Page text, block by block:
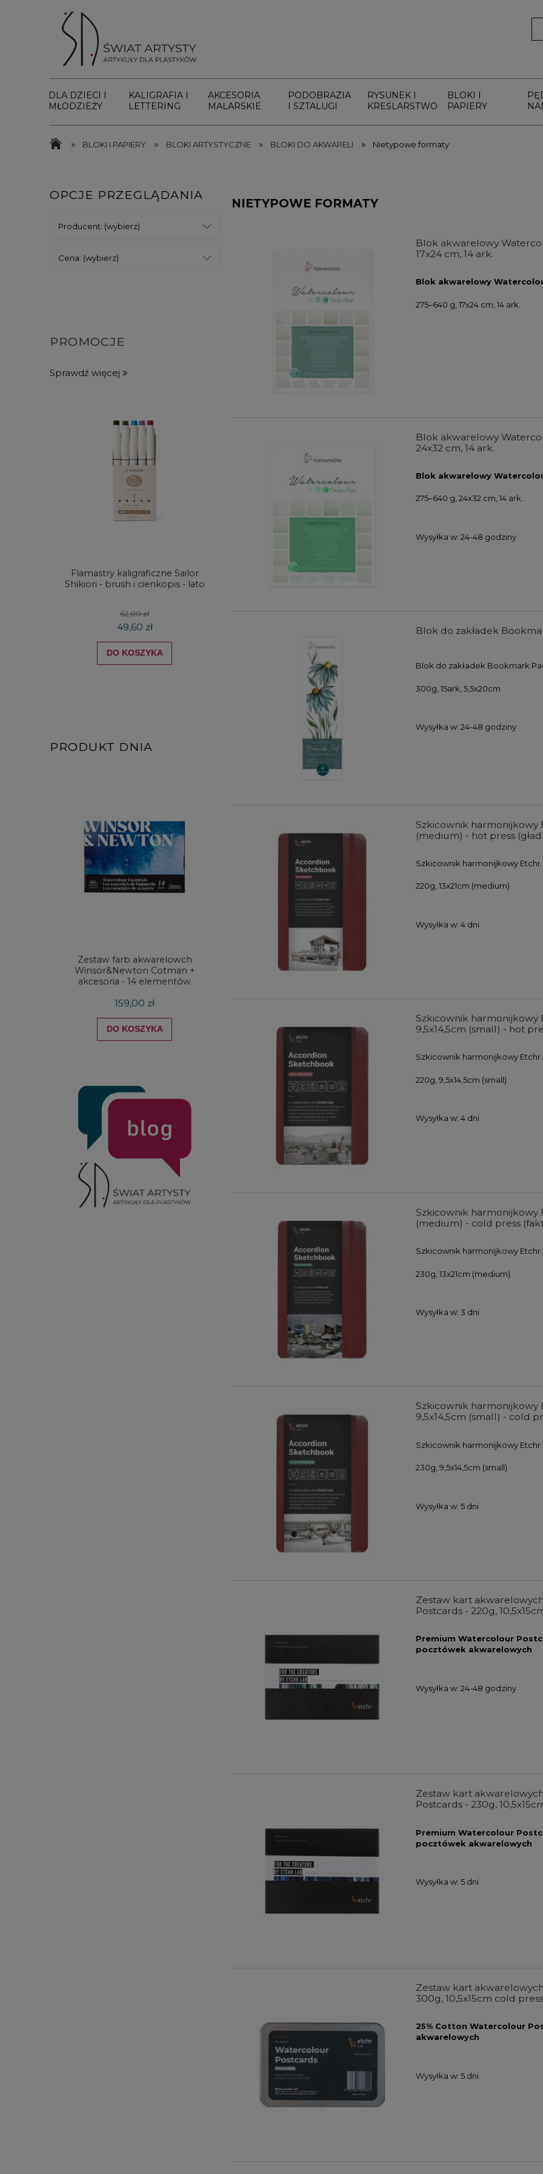
DLA DZIECI I
MŁODZIEŻY
KALIGRAFIA I
LETTERING
AKCESORIA
MALARSKIE
PODOBRAZIA
I SZTALUGI
RYSUNEK I
KREŚLARSTWO
BLOKI I
PAPIERY
» BLOKI I PAPIERY » BLOKI ARTYSTYCZNE » BLOKI DO AKWARELI » Nietypowe formaty
OPCJE PRZEGLĄDANIA
Producent: (wybierz)
Cena: (wybierz)
PROMOCJE
Sprawdź więcej
Flamastry kaligraficzne Sailor
Shikiori - brush i cienkopis - lato
62,00 zł
49,60 zł
DO KOSZYKA
Zestaw pędzli syntetycznych
DO KOSZYKA
38,25 zł
PRODUKT DNIA
Zestaw farb akwarelowch
Winsor&Newton Cotman +
akcesoria - 14 elementów
159,00 zł
DO KOSZYKA
Zestaw farb akrylowych Winsor
& Newton Galeria Acrylic
DO KOSZYKA DO KOSZYKA
NIETYPOWE FORMATY
Blok akwarelowy
17x24 cm, 14 ark.
Blok akwarelowy
275–640 g, 17x24 cm, 14 ark.
Blok akwarelowy
24x32 cm, 14 ark.
Blok akwarelowy
275–640 g, 24x32 cm, 14 ark.
Wysyłka w: 24-48 godziny
Blok do zakładek
Blok do zakładek Bookmark
300g, 15ark, 5,5x20cm
Wysyłka w: 24-48 godziny
Szkicownik harmonijkowy
(medium) - hot press
Szkicownik harmonijkowy
220g, 13x21cm (medium)
Wysyłka w: 4 dni
Szkicownik harmonijkowy
9,5x14,5cm (small) - hot
Szkicownik harmonijkowy
220g, 9,5x14,5cm (small)
Wysyłka w: 4 dni
Szkicownik harmonijkowy
(medium) - cold press
Szkicownik harmonijkowy
230g, 13x21cm (medium)
Wysyłka w: 3 dni
Szkicownik harmonijkowy
9,5x14,5cm (small) - cold
Szkicownik harmonijkowy
230g, 9,5x14,5cm (small)
Wysyłka w: 5 dni
Zestaw kart
Postcards - 220g,
Premium Watercolour
pocztówek akwarelowych
Wysyłka w: 24-48 godziny
Zestaw kart
Postcards - 230g,
Premium Watercolour
pocztówek akwarelowych
Wysyłka w: 5 dni
Zestaw kart
300g, 10,5x15cm cold
25% Cotton Watercolour
akwarelowych
Wysyłka w: 5 dni